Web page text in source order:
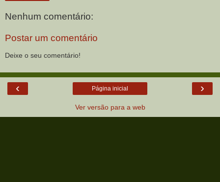
Nenhum comentário:
Postar um comentário
Deixe o seu comentário!
‹ ›
Página inicial
Ver versão para a web